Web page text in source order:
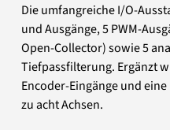
Die umfangreiche I/O-
und Ausgänge, 5 PWM-
Open-Collector) sowie 5
Tiefpassfilterung. Ergänzt
Encoder-Eingänge und
zu acht Achsen.